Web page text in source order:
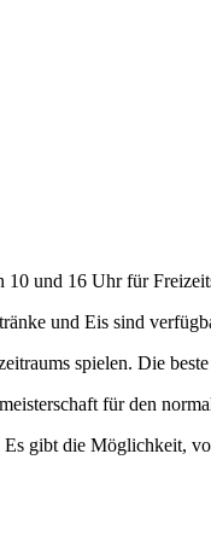
und 16 Uhr für
und Eis sind
spielen. Die
für den
gibt die Möglichkeit,